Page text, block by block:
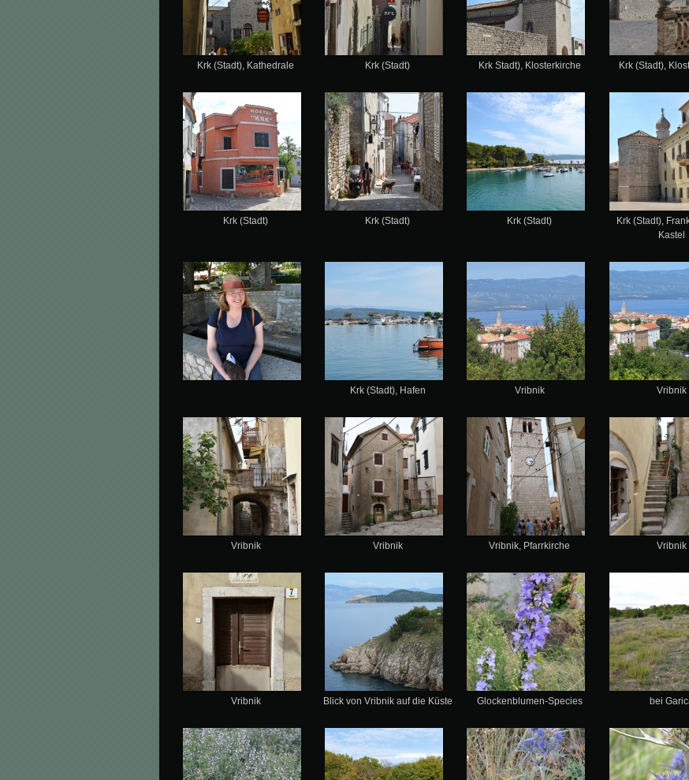
Krk (Stadt), Kathedrale Krk (Stadt) Krk Stadt), Klosterkirche Krk (Stadt),
Krk (Stadt) Krk (Stadt) Krk (Stadt)
Krk (Stadt),
Kastel
Krk (Stadt), Hafen Vribnik Vribnik
Vribnik Vribnik Vribnik, Pfarrkirche Vribnik
Vribnik Blick von Vribnik auf die Küste Glockenblumen-Species bei